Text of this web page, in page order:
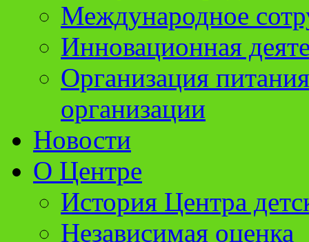
Международное
Инновационная
Организация
организации
Новости
О Центре
История Центра
Независимая оценка